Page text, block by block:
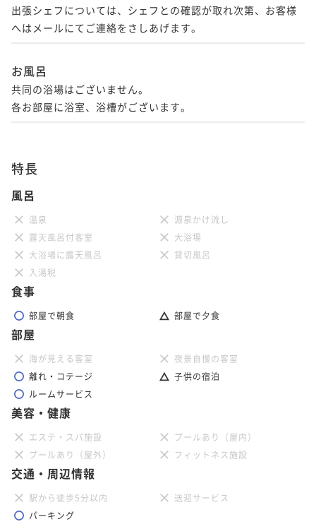
出張シェフについては、シェフとの確認が取れ次第、お客様
へはメールにてご連絡をさしあげます。
お風呂
共同の浴場はございません。
各お部屋に浴室、浴槽がございます。
特長
風呂
温泉
源泉かけ流し
露天風呂付客室
大浴場
大浴場に露天風呂
貸切風呂
入湯税
食事
部屋で朝食 部屋で夕食
部屋
海が見える客室
夜景自慢の客室
離れ・コテージ
子供の宿泊
ルームサービス
美容・健康
エステ・スパ施設
プールあり（屋内）
プールあり（屋外）
フィットネス施設
交通・周辺情報
駅から徒歩5分以内
送迎サービス
パーキング